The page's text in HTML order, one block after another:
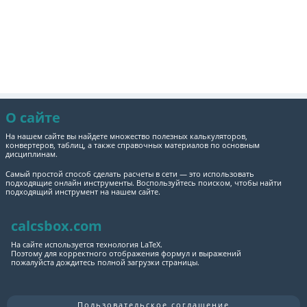
О сайте
На нашем сайте вы найдете множество полезных калькуляторов,
конвертеров, таблиц, а также справочных материалов по основным
дисциплинам.
Самый простой способ сделать расчеты в сети — это использовать
подходящие онлайн инструменты. Воспользуйтесь поиском, чтобы найти
подходящий инструмент на нашем сайте.
calcsbox.com
На сайте используется технология LaTeX.
Поэтому для корректного отображения формул и выражений
пожалуйста дождитесь полной загрузки страницы.
Пользовательское соглашение